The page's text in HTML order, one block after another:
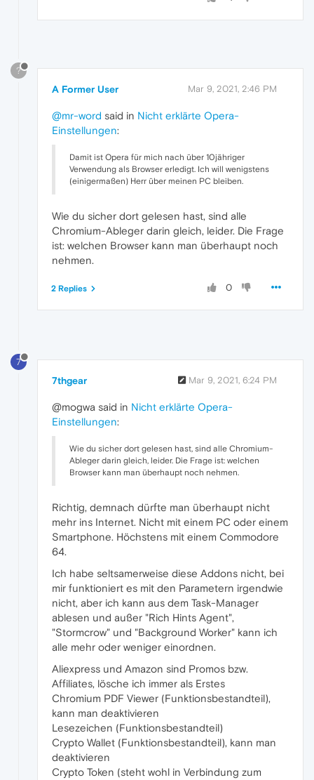
?
A Former User Mar 9, 2021, 2:46 PM
@mr-word said in Nicht erklärte Opera-
Einstellungen:
Damit ist Opera für mich nach über 10jähriger
Verwendung als Browser erledigt. Ich will wenigstens
(einigermaßen) Herr über meinen PC bleiben.
Wie du sicher dort gelesen hast, sind alle
Chromium-Ableger darin gleich, leider. Die Frage
ist: welchen Browser kann man überhaupt noch
nehmen.
0
2 Replies
7
7thgear Mar 9, 2021, 6:24 PM
@mogwa said in Nicht erklärte Opera-
Einstellungen:
Wie du sicher dort gelesen hast, sind alle Chromium-
Ableger darin gleich, leider. Die Frage ist: welchen
Browser kann man überhaupt noch nehmen.
Richtig, demnach dürfte man überhaupt nicht
mehr ins Internet. Nicht mit einem PC oder einem
Smartphone. Höchstens mit einem Commodore
64.
Ich habe seltsamerweise diese Addons nicht, bei
mir funktioniert es mit den Parametern irgendwie
nicht, aber ich kann aus dem Task-Manager
ablesen und außer "Rich Hints Agent",
"Stormcrow" und "Background Worker" kann ich
alle mehr oder weniger einordnen.
Aliexpress und Amazon sind Promos bzw.
Affiliates, lösche ich immer als Erstes
Chromium PDF Viewer (Funktionsbestandteil),
kann man deaktivieren
Lesezeichen (Funktionsbestandteil)
Crypto Wallet (Funktionsbestandteil), kann man
deaktivieren
Crypto Token (steht wohl in Verbindung zum